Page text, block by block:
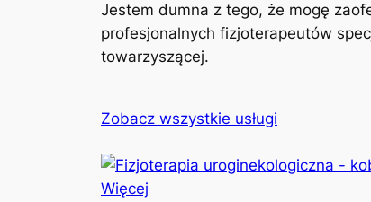
Jestem dumna z tego, że mogę
profesjonalnych fizjoterapeutów
towarzyszącej.
Zobacz wszystkie usługi
Więcej